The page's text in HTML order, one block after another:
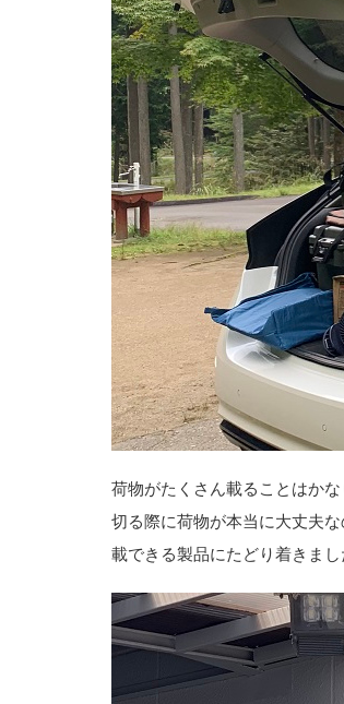
荷物がたくさん載ることはか
切る際に荷物が本当に大丈夫
載できる製品にたどり着きまし